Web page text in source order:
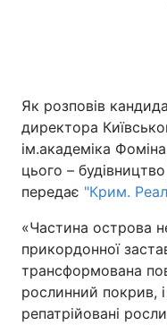
Як розповів
директора
ім.академіка
цього –
передає "Крим.
«Частина острова
прикордонної
трансформована
рослинний покрив,
репатрійовані